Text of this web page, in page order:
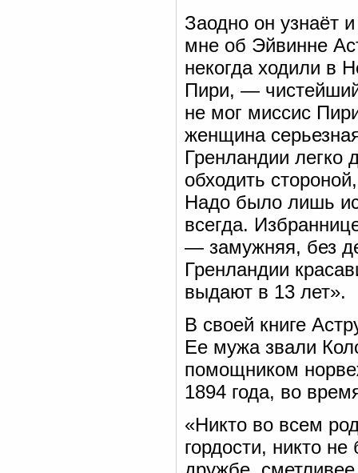
Заодно он узнаёт
мне об Эйвинне
некогда ходили в
Пири, —
не мог миссис
женщина
Гренландии легко
обходить
Надо было лишь
всегда.
— замужняя, без
Гренландии
выдают в 13 лет».
В своей книге
Ее мужа звали
помощником
1894 года, во
«Никто во всем
гордости, никто